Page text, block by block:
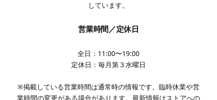
しています。
営業時間／定休日
全日：11:00〜19:00
定休日：毎月第３水曜日
※掲載している営業時間は通常時の情報です。臨時休業や営
業時間の変更がある場合があります。最新情報はストアへの